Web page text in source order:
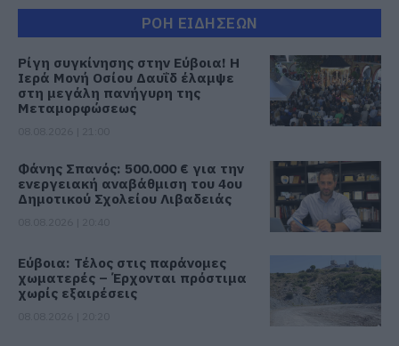
ΡΟΗ ΕΙΔΗΣΕΩΝ
Ρίγη συγκίνησης στην Εύβοια! Η
Ιερά Μονή Οσίου Δαυΐδ έλαμψε
στη μεγάλη πανήγυρη της
Μεταμορφώσεως
Φάνης Σπανός: 500.000 € για την
ενεργειακή αναβάθμιση του 4ου
Δημοτικού Σχολείου Λιβαδειάς
Εύβοια: Τέλος στις παράνομες
χωματερές – Έρχονται πρόστιμα
χωρίς εξαιρέσεις